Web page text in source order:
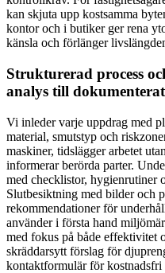
kan skjuta upp kostsamma
kontor och i butiker ger rena
känsla och förlänger
Strukturerad process
analys till
Vi inleder varje uppdrag med
material, smutstyp och
maskiner, tidslägger arbetet
informerar berörda parter.
med checklistor, hygienrutiner
Slutbesiktning med bilder och
rekommendationer för
använder i första hand
med fokus på både effektivitet
skräddarsytt förslag för
kontaktformulär för kostnadsfri